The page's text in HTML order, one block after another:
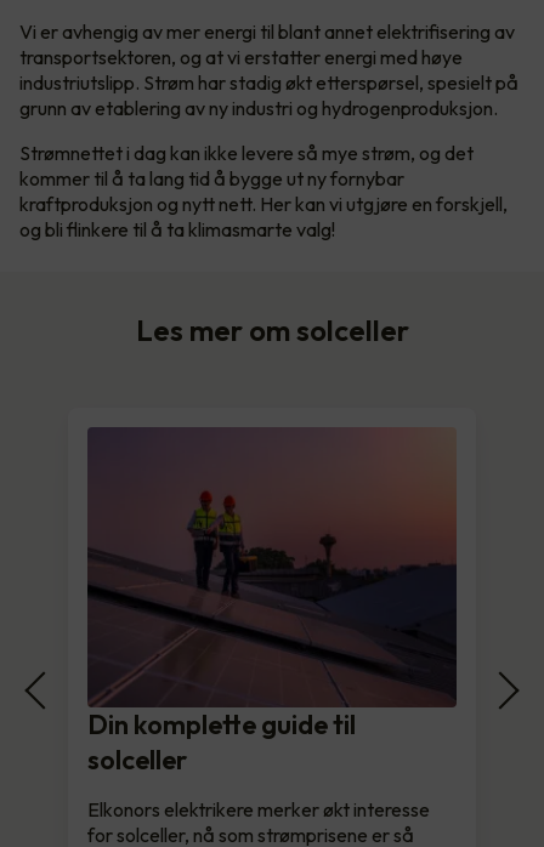
Vi er avhengig av mer energi til blant annet elektrifisering av
transportsektoren, og at vi erstatter energi med høye
industriutslipp. Strøm har stadig økt etterspørsel, spesielt på
grunn av etablering av ny industri og hydrogenproduksjon.
Strømnettet i dag kan ikke levere så mye strøm, og det
kommer til å ta lang tid å bygge ut ny fornybar
kraftproduksjon og nytt nett. Her kan vi utgjøre en forskjell,
og bli flinkere til å ta klimasmarte valg!
Les mer om solceller
Din komplette guide til
solceller
Elkonors elektrikere merker økt interesse
for solceller, nå som strømprisene er så